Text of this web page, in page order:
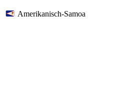
Amerikanisch-Samoa